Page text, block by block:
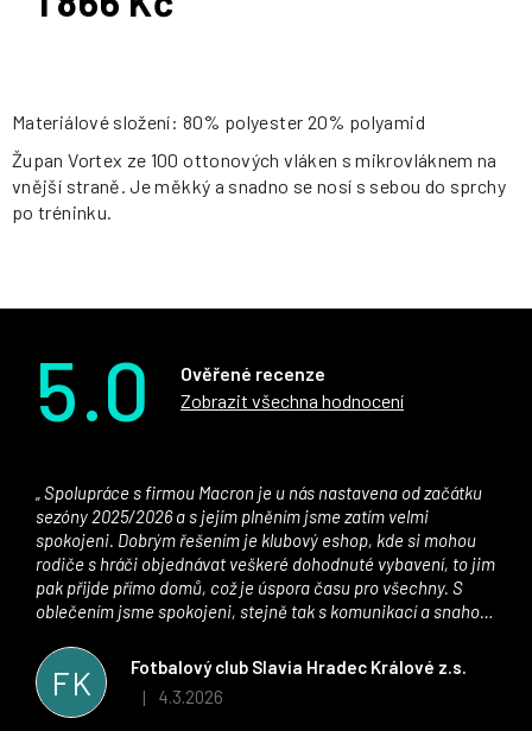
Měrná
Materiálové složení: 80% polyester 20% polyamid
Župan Vortex ze 100 ottonových vláken s mikrovláknem na
vnější straně. Je měkký a snadno se nosí s sebou do sprchy
po tréninku.
5.0
Ověřené recenze
Zobrazit všechna hodnocení
FK
Fotbalový club Slavia Hradec Králové z.s.
Hodnocení obchodu je 5 z 5 hvězdiček.
| 4.3.2026
sezóny 2025/2026 a s jejím plněním jsme zatím velmi
spokojeni. Dobrým řešením je klubový eshop, kde si mohou
rodiče s hráči objednávat veškeré dohodnuté vybavení, to jim
pak přijde přímo domů, což je úspora času pro všechny. S
oblečením jsme spokojeni, stejně tak s komunikací a snahou
stran. Věříme, že v tomto duchu bude spolupráce pokračovat
i nadále, nyní už začínáme řešit i první sady dresů ;)